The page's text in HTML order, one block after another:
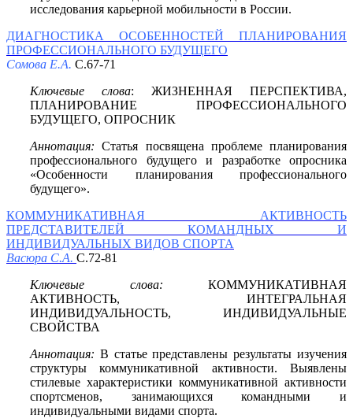
исследования карьерной мобильности в России.
ДИАГНОСТИКА ОСОБЕННОСТЕЙ ПЛАНИРОВАНИЯ
ПРОФЕССИОНАЛЬНОГО БУДУЩЕГО
Сомова Е.А. С.67-71
Ключевые слова: ЖИЗНЕННАЯ ПЕРСПЕКТИВА,
ПЛАНИРОВАНИЕ ПРОФЕССИОНАЛЬНОГО
БУДУЩЕГО, ОПРОСНИК
Аннотация:Статья посвящена проблеме планирования
профессионального будущего и разработке опросника
«Особенности планирования профессионального
будущего».
КОММУНИКАТИВНАЯ АКТИВНОСТЬ
ПРЕДСТАВИТЕЛЕЙ КОМАНДНЫХ И
ИНДИВИДУАЛЬНЫХ ВИДОВ СПОРТА
Васюра С.А. С.72-81
Ключевые слова: КОММУНИКАТИВНАЯ
АКТИВНОСТЬ, ИНТЕГРАЛЬНАЯ
ИНДИВИДУАЛЬНОСТЬ, ИНДИВИДУАЛЬНЫЕ
СВОЙСТВА
Аннотация: В статье представлены результаты изучения
структуры коммуникативной активности. Выявлены
стилевые характеристики коммуникативной активности
спортсменов, занимающихся командными и
индивидуальными видами спорта.